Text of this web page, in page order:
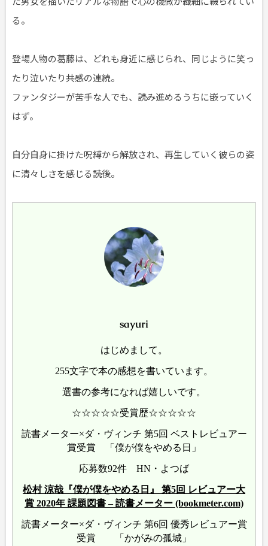
る。
登場人物の葛藤は、どれも身近に感じられ、同じように笑っ
たり泣いたり共感の連続。
ファンタジーが苦手な人でも、読み進めるうちに嵌っていく
はず。
自分自身に掛けた呪縛から解放され、再生していく彼らの姿
に清々しさを感じる読後。
sayuri
はじめまして。
255文字で本の感想を書いています。
選書の参考になれば嬉しいです。
☆☆☆☆☆受賞歴☆☆☆☆☆
読書メーター×ダ・ヴィンチ 第5回 ベストレビュアー
賞受賞 「僕が僕をやめる日」
応募数92件 HN・よつば
松村 涼哉『僕が僕をやめる日』 第5回 レビュアー大
賞 2020年 課題図書 – 読書メーター (bookmeter.com)
読書メーター×ダ・ヴィンチ 第6回 優秀レビュアー賞
受賞 「かがみの孤城」